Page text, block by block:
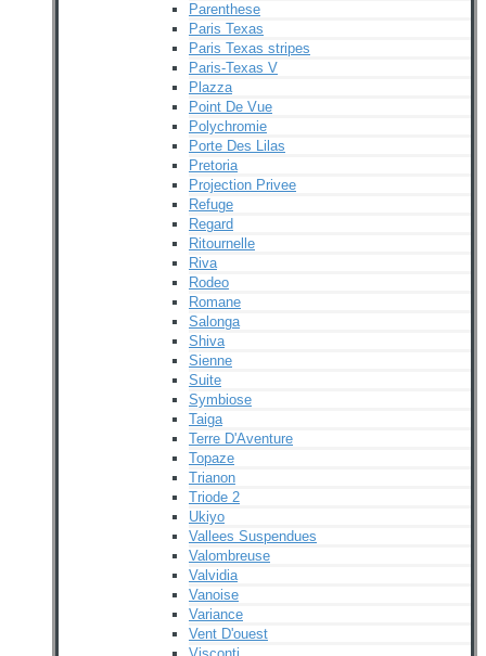
Parenthese
Paris Texas
Paris Texas stripes
Paris-Texas V
Plazza
Point De Vue
Polychromie
Porte Des Lilas
Pretoria
Projection Privee
Refuge
Regard
Ritournelle
Riva
Rodeo
Romane
Salonga
Shiva
Sienne
Suite
Symbiose
Taiga
Terre D'Aventure
Topaze
Trianon
Triode 2
Ukiyo
Vallees Suspendues
Valombreuse
Valvidia
Vanoise
Variance
Vent D'ouest